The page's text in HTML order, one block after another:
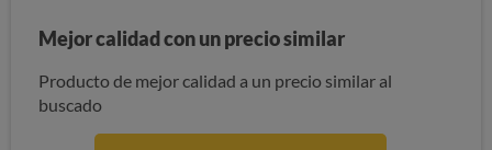
Mejor calidad con un precio similar
Producto de mejor calidad a un precio similar al
buscado